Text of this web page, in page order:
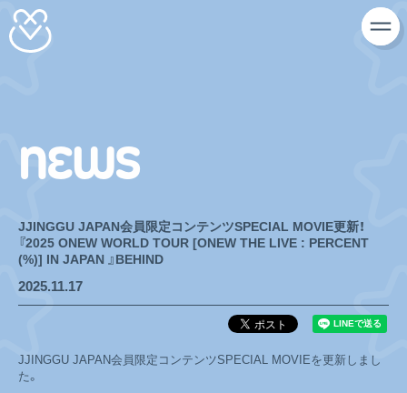
NEWS
JJINGGU JAPAN会員限定コンテンツSPECIAL MOVIE更新！
『2025 ONEW WORLD TOUR [ONEW THE LIVE : PERCENT
(%)] IN JAPAN 』BEHIND
2025.11.17
JJINGGU JAPAN会員限定コンテンツSPECIAL MOVIEを更新しまし
た。